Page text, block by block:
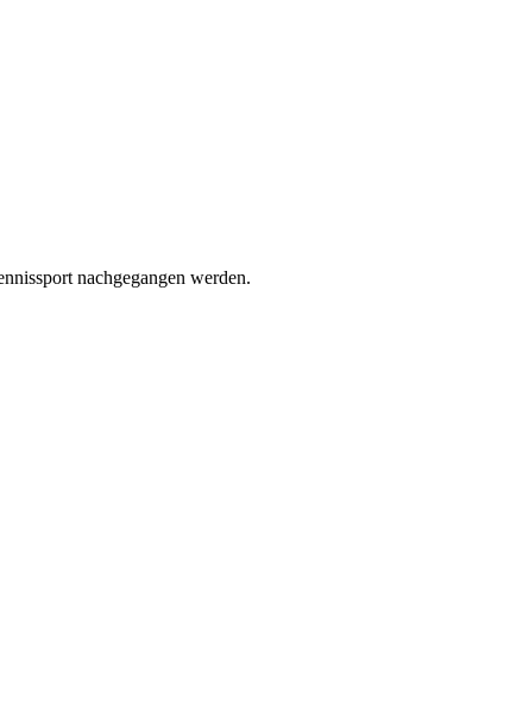
nachgegangen werden.